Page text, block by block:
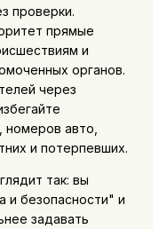
проверки.
прямые
и
органов.
через
номеров авто,
и потерпевших.
так: вы
и безопасности" и
задавать